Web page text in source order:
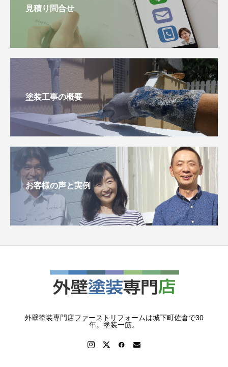
見積り問合せ
塗装工事の概要
お客様の声と実例
外壁塗装専門店ファーストリフォームは城下町佐倉で30
年。塗装一筋。